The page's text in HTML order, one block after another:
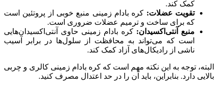
کمک کند.
تقویت عضلات: کره بادام زمینی منبع خوبی از پروتئین است
که برای ساخت و ترمیم عضلات ضروری است.
منبع آنتی‌اکسیدان: کره بادام زمینی حاوی آنتی‌اکسیدان‌هایی
است که می‌تواند به محافظت از سلول‌ها در برابر آسیب
ناشی از رادیکال‌های آزاد کمک کند.
البته، توجه به این نکته مهم است که کره بادام زمینی کالری و چربی
بالایی دارد. بنابراین، باید آن را در حد اعتدال مصرف کنید.